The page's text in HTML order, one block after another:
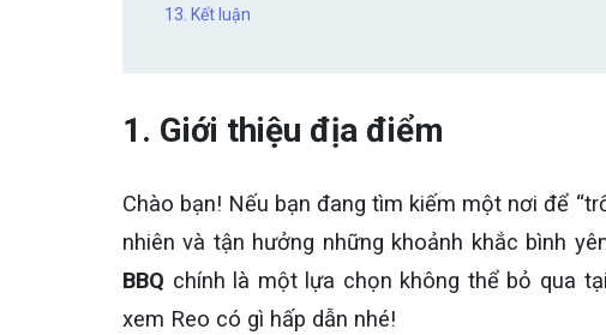
13. Kết luận
1. Giới thiệu địa điểm
Chào bạn! Nếu bạn đang tìm kiếm một nơi để
nhiên và tận hưởng những khoảnh khắc bình
BBQ chính là một lựa chọn không thể bỏ qua
xem Reo có gì hấp dẫn nhé!